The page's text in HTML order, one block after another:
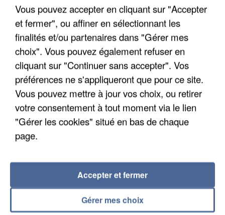
LES DONNÉES DE 300 000 CLIENTS DÉROBÉES À
INTERMARCHÉ APRÈS UNE...
Vous pouvez accepter en cliquant sur "Accepter
et fermer", ou affiner en sélectionnant les
finalités et/ou partenaires dans "Gérer mes
choix". Vous pouvez également refuser en
cliquant sur "Continuer sans accepter". Vos
préférences ne s'appliqueront que pour ce site.
Vous pouvez mettre à jour vos choix, ou retirer
votre consentement à tout moment via le lien
"Gérer les cookies" situé en bas de chaque
page.
Gérer mes choix
Accepter et fermer